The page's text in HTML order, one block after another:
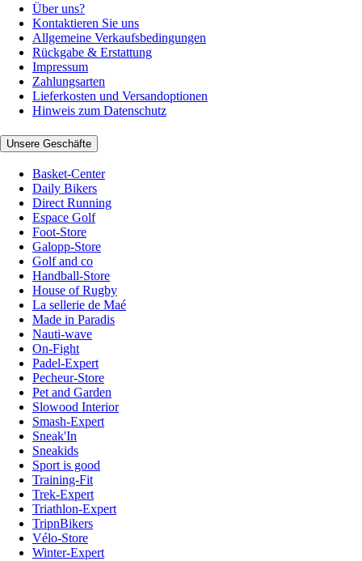
Über uns?
Kontaktieren Sie uns
Allgemeine Verkaufsbedingungen
Rückgabe & Erstattung
Impressum
Zahlungsarten
Lieferkosten und Versandoptionen
Hinweis zum Datenschutz
Unsere Geschäfte
Basket-Center
Daily Bikers
Direct Running
Espace Golf
Foot-Store
Galopp-Store
Golf and co
Handball-Store
House of Rugby
La sellerie de Maé
Made in Paradis
Nauti-wave
On-Fight
Padel-Expert
Pecheur-Store
Pet and Garden
Slowood Interior
Smash-Expert
Sneak'In
Sneakids
Sport is good
Training-Fit
Trek-Expert
Triathlon-Expert
TripnBikers
Vélo-Store
Winter-Expert